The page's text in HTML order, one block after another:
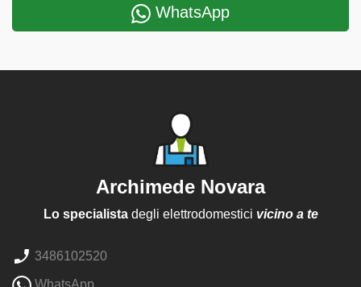
WhatsApp
Archimede Novara
Lo specialistadegli elettrodomestici vicino a te
3486102520